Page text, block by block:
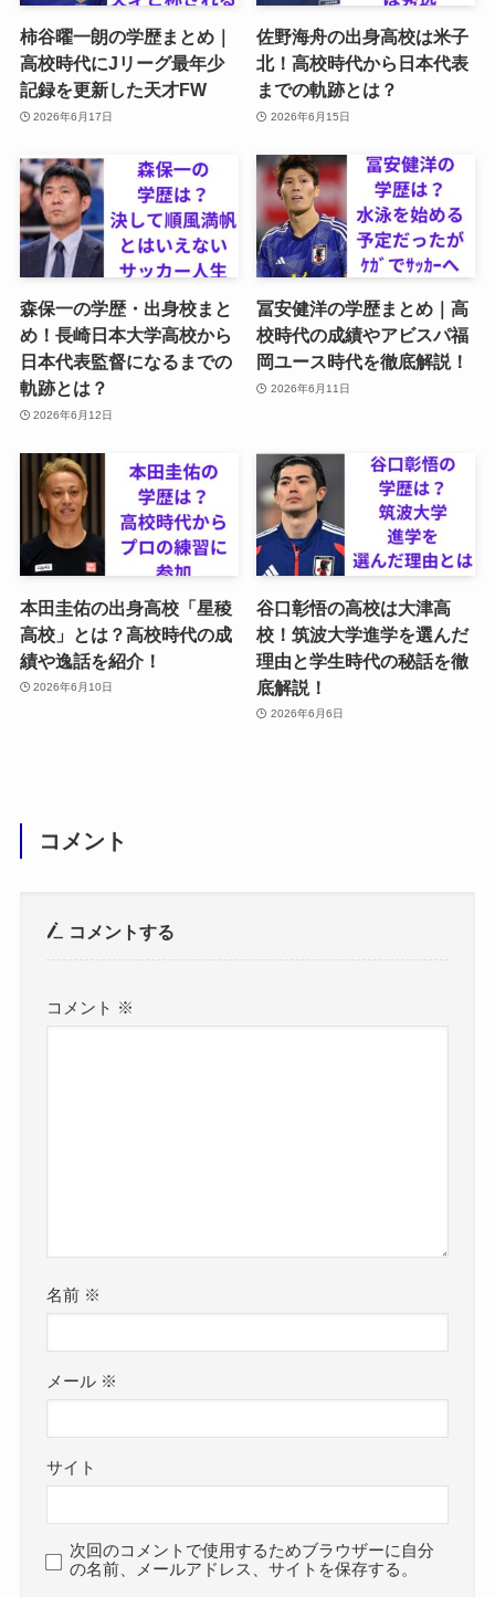
柿谷曜一朗の学歴まとめ｜
高校時代にJリーグ最年少
記録を更新した天才FW
2026年6月17日
佐野海舟の出身高校は米子
北！高校時代から日本代表
までの軌跡とは？
2026年6月15日
森保一の学歴・出身校まと
め！長崎日本大学高校から
日本代表監督になるまでの
軌跡とは？
2026年6月12日
冨安健洋の学歴まとめ｜高
校時代の成績やアビスパ福
岡ユース時代を徹底解説！
2026年6月11日
本田圭佑の出身高校「星稜
高校」とは？高校時代の成
績や逸話を紹介！
2026年6月10日
谷口彰悟の高校は大津高
校！筑波大学進学を選んだ
理由と学生時代の秘話を徹
底解説！
2026年6月6日
コメント
コメントする
コメント ※
名前 ※
メール ※
サイト
次回のコメントで使用するためブラウザーに自分
の名前、メールアドレス、サイトを保存する。